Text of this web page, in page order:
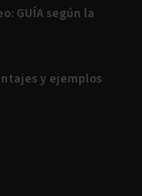
GUÍA según la
y ejemplos